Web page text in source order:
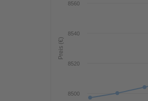
Preis (€)
8500
8520
8540
8560